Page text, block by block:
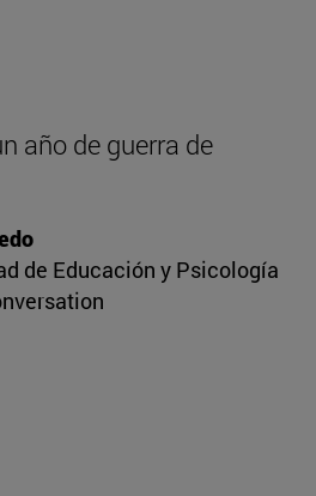
año de guerra de
de Educación y Psicología